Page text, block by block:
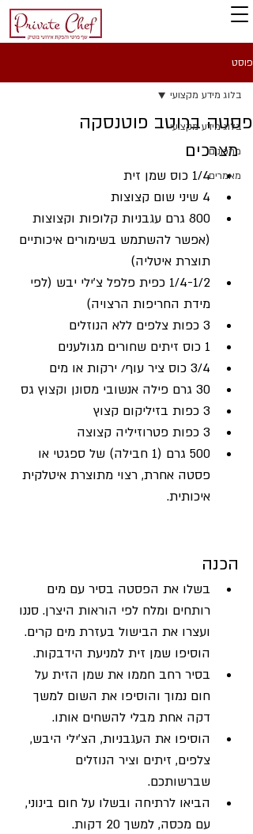
פוסט
בלוג מידע מקצועי
מתכונים
מאמרים
בלוג מידע מקצועי
פסטה ברוטב פוטנסקה
מצרכים
1/4 כוס שמן זית
4 שיני שום קצוצות
800 גרם עגבניות קלופות וקצוצות
(אפשר להשתמש בשימורים איכותיים
תוצרת איטליה)
1/4-1/2 כפית פלפל צ'ילי יבש (לפי
מידת החריפות הרצויה)
3 כפות צלפים ללא הנוזלים
1 כוס זיתים שחורים מגולענים
3/4 כוס ציר עוף/ ירקות או מים
30 גרם פילה אנשובי מסונן וקצוץ גס
3 כפות בזיליקום קצוץ
3 כפות פטרוזיליה קצוצה
500 גרם (1 חבילה) של ספגטי או
פסטה אחרת, רצוי מתוצרת איטלקית
איכותית.
הכנה
בשלו את הפסטה בסיר עם מים
רותחים ומלח לפי הוראות היצרן. סננו
ועצרו את הבישול בעזרת מים קרים.
הוסיפו שמן זית למניעת הידבקות.
בסיר רחב חממו את שמן הזית על
חום נמוך והוסיפו את השום למשך
דקה אחת מבלי להשחים אותו.
הוסיפו את העגבניות, הצ'ילי היבש,
צלפים, זיתים וציר הנוזלים
שברשותכם.
הביאו לרתיחה ובשלו על חום בינוני,
עם מכסה, למשך 20 דקות.